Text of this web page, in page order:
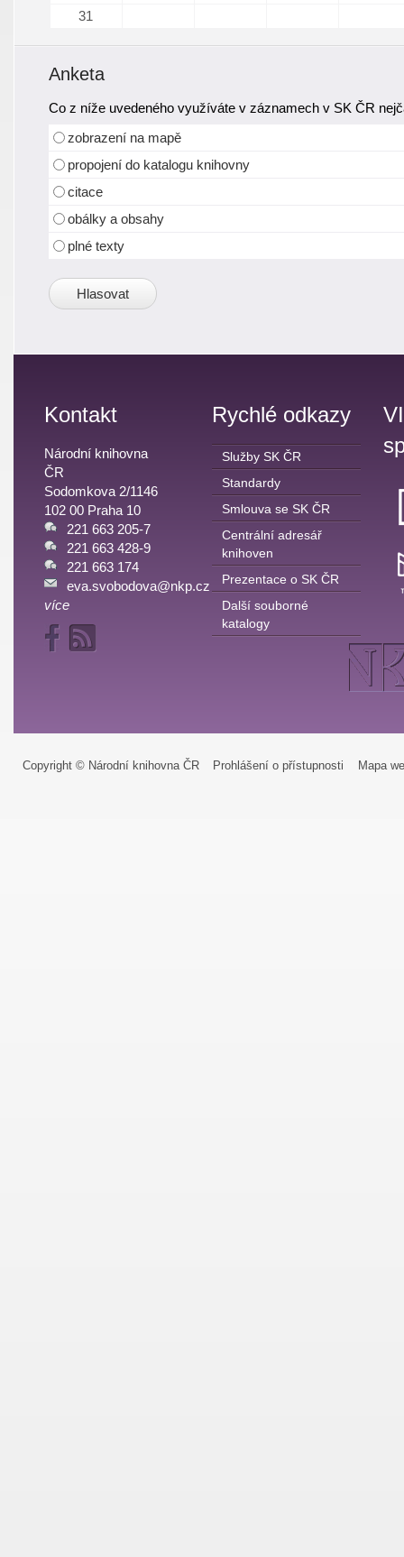
31
Anketa
Co z níže uvedeného využíváte v záznamech v SK ČR
zobrazení na mapě
propojení do katalogu knihovny
citace
obálky a obsahy
plné texty
Kontakt
Národní knihovna
ČR
Sodomkova 2/1146
102 00 Praha 10
221 663 205-7
221 663 428-9
221 663 174
eva.svobodova@nkp.cz
více
Rychlé odkazy
Služby SK ČR
Standardy
Smlouva se SK ČR
Centrální adresář
knihoven
Prezentace o SK ČR
Další souborné
katalogy
Copyright © Národní knihovna ČR Prohlášení o přístupnosti Mapa